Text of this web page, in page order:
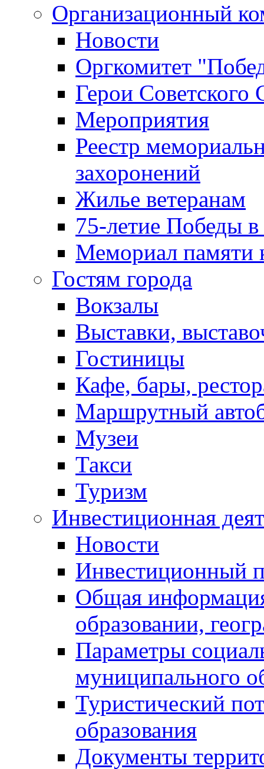
Организационный
Новости
Оргкомитет
Герои Советского
Мероприятия
Реестр
захоронений
Жилье ветеранам
75-летие Победы
Мемориал памяти
Гостям города
Вокзалы
Выставки,
Гостиницы
Кафе, бары,
Маршрутный
Музеи
Такси
Туризм
Инвестиционная
Новости
Инвестиционный
Общая
образовании,
Параметры
муниципального
Туристический
образования
Документы